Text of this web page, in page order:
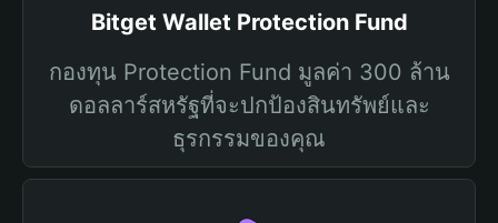
Bitget Wallet Protection Fund
กองทุน Protection Fund มูลค่า 300 ล้าน
ดอลลาร์สหรัฐที่จะปกป้องสินทรัพย์และ
ธุรกรรมของคุณ